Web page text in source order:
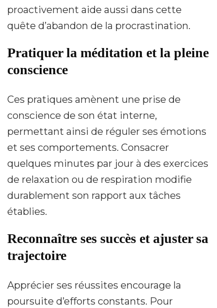
proactivement aide aussi dans cette
quête d’abandon de la procrastination.
Pratiquer la méditation et la pleine
conscience
Ces pratiques amènent une prise de
conscience de son état interne,
permettant ainsi de réguler ses émotions
et ses comportements. Consacrer
quelques minutes par jour à des exercices
de relaxation ou de respiration modifie
durablement son rapport aux tâches
établies.
Reconnaître ses succès et ajuster sa
trajectoire
Apprécier ses réussites encourage la
poursuite d’efforts constants. Pour